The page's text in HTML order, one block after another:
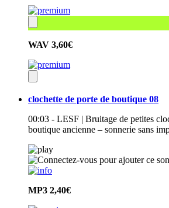
WAV 3,60€
clochette de porte de boutique 08
00:03 - LESF | Bruitage de petites
boutique ancienne – sonnerie sans
MP3 2,40€